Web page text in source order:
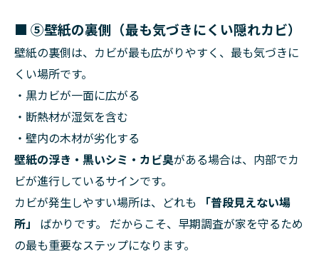
■ ⑤壁紙の裏側（最も気づきにくい隠れカビ）
壁紙の裏側は、カビが最も広がりやすく、最も気づきに
くい場所です。
・黒カビが一面に広がる
・断熱材が湿気を含む
・壁内の木材が劣化する
壁紙の浮き・黒いシミ・カビ臭がある場合は、内部でカ
ビが進行しているサインです。
カビが発生しやすい場所は、どれも
「普段見えない場
所」
ばかりです。 だからこそ、早期調査が家を守るため
の最も重要なステップになります。